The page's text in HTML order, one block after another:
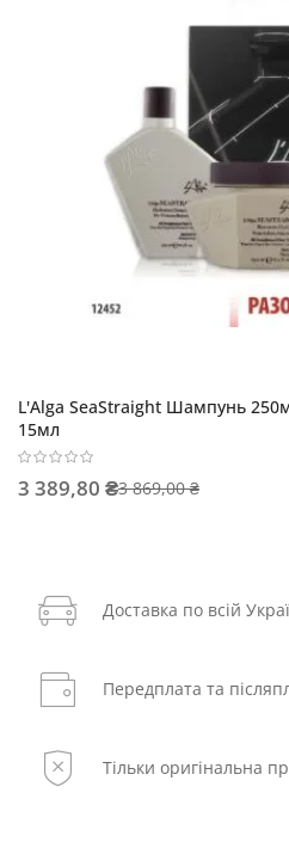
L'Alga SeaStraight Шампунь
15мл
3 389,80 ₴3 869,00 ₴
Доставка по всій
Передплата та
Тільки оригінальна